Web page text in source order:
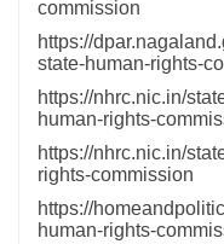
commission
https://
state-human-rights-
https://nhrc.nic.in/
human-rights-
https://nhrc.nic.in/
rights-commission
https://
human-rights-